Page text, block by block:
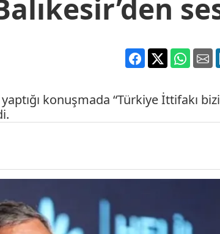
konuşmada “Türkiye İttifakı